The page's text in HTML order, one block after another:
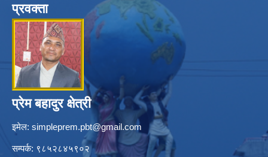
प्रवक्ता
प्रेम बहादुर क्षेत्री
इमेल: simpleprem.pbt@gmail.com
सम्पर्क: ९८५२८४५९०२